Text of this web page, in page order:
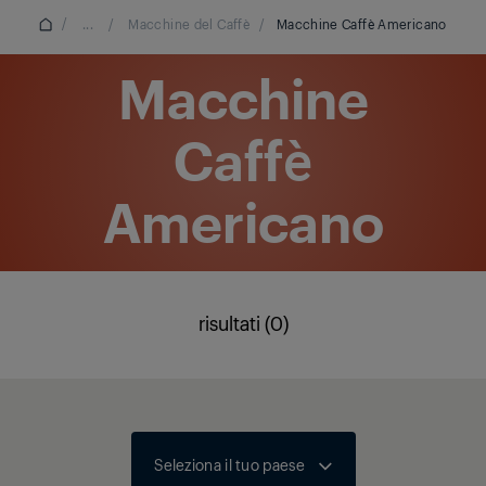
/ ... / Macchine del Caffè / Macchine Caffè Americano
Macchine
Caffè
Americano
risultati (0)
Seleziona il tuo paese